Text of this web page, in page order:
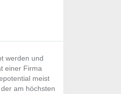
werden und
einer Firma
meist
am höchsten